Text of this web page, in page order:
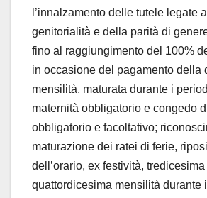
l’innalzamento delle tutele legate
genitorialità e della parità di
fino al raggiungimento del 100%
in occasione del pagamento della
mensilità, maturata durante i
maternità obbligatorio e congedo
obbligatorio e facoltativo;
maturazione dei ratei di ferie,
dell’orario, ex festività,
quattordicesima mensilità durante